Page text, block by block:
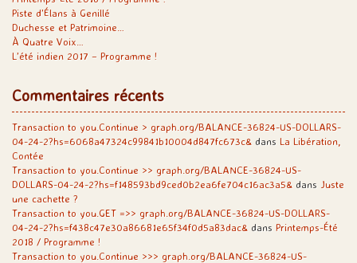
Piste d’Élans à Genillé
Duchesse et Patrimoine…
À Quatre Voix…
L’été indien 2017 – Programme !
Commentaires récents
Transaction to you.Continue > graph.org/BALANCE-36824-US-DOLLARS-
04-24-2?hs=6068a47324c99841b10004d847fc673c& dans La Libération,
Contée
Transaction to you.Continue >> graph.org/BALANCE-36824-US-
DOLLARS-04-24-2?hs=f148593bd9ced0b2ea6fe704c16ac3a5& dans Juste
une cachette ?
Transaction to you.GET =>> graph.org/BALANCE-36824-US-DOLLARS-
04-24-2?hs=f438c47e30a86681e65f34f0d5a83dac& dans Printemps-Été
2018 / Programme !
Transaction to you.Continue >>> graph.org/BALANCE-36824-US-